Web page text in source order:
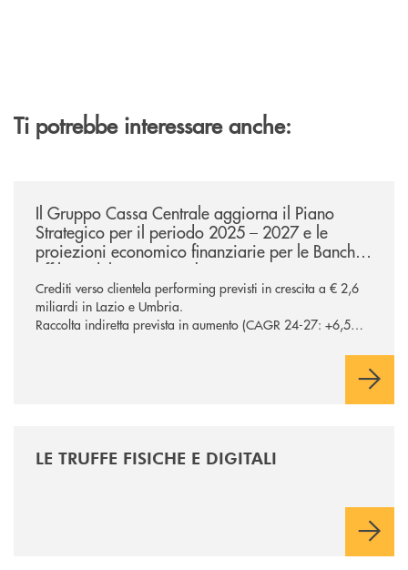
Ti potrebbe interessare anche:
Il Gruppo Cassa Centrale aggiorna il Piano
Strategico per il periodo 2025 – 2027 e le
proiezioni economico finanziarie per le Banche
affiliate del Lazio e Umbria
Crediti verso clientela performing previsti in crescita a € 2,6
miliardi in Lazio e Umbria.
Raccolta indiretta prevista in aumento (CAGR 24-27: +6,5%
nel processo di diversificazione dei ricavi Potenziati a oltre €
LE TRUFFE FISICHE E DIGITALI